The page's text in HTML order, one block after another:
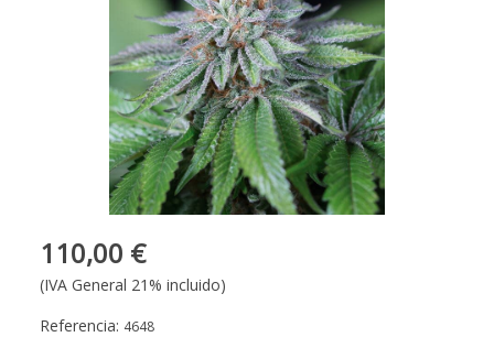
110,00 €
(IVA General 21% incluido)
Referencia: 4648